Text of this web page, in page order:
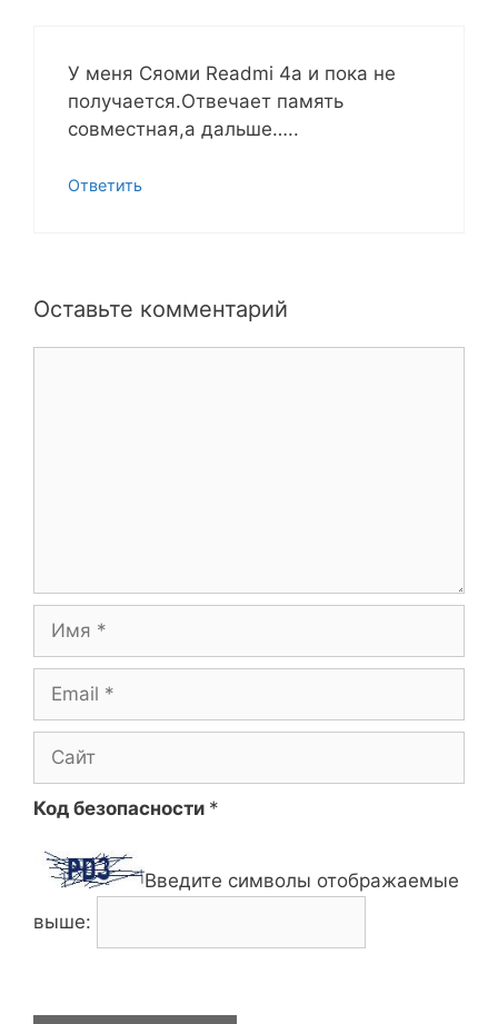
У меня Сяоми Readmi 4a и пока не
получается.Отвечает память
совместная,а дальше…..
Ответить
Оставьте комментарий
Код безопасности *
Введите символы отображаемые
выше: